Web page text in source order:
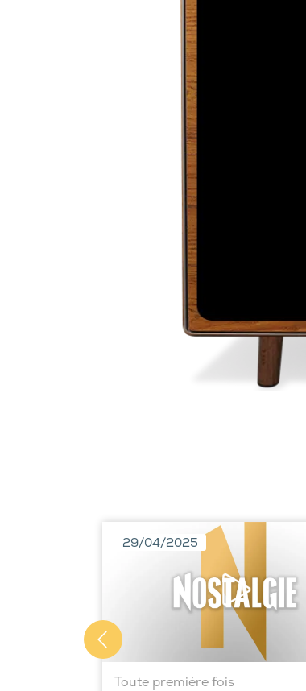
29/04/2025
Toute première fois